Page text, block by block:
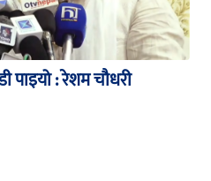
पाइयो : रेशम चौधरी